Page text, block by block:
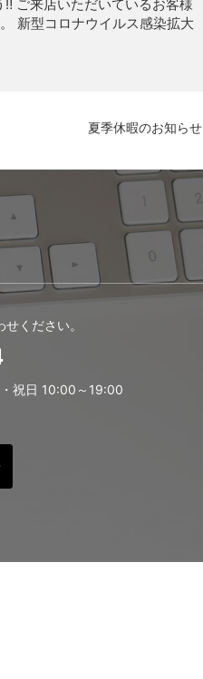
ご来店いただいているお客様
新型コロナウイルス感染拡大
夏季休暇のお知ら
ください。
祝日 10:00～19:00